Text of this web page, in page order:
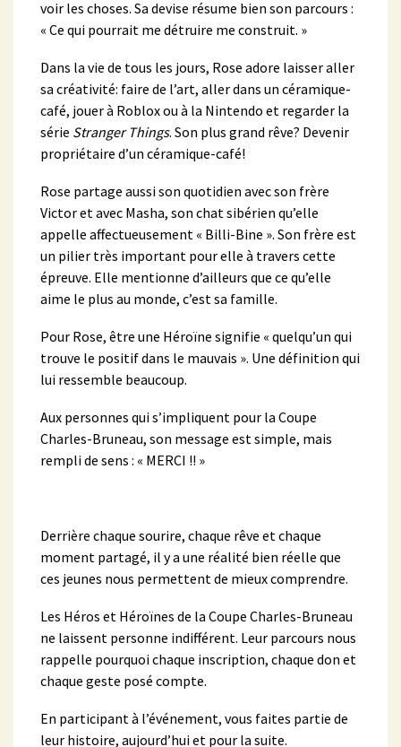
voir les choses. Sa devise résume bien son parcours :
« Ce qui pourrait me détruire me construit. »
Dans la vie de tous les jours, Rose adore laisser aller
sa créativité: faire de l’art, aller dans un céramique-
café, jouer à Roblox ou à la Nintendo et regarder la
série Stranger Things. Son plus grand rêve? Devenir
propriétaire d’un céramique-café!
Rose partage aussi son quotidien avec son frère
Victor et avec Masha, son chat sibérien qu’elle
appelle affectueusement « Billi-Bine ». Son frère est
un pilier très important pour elle à travers cette
épreuve. Elle mentionne d’ailleurs que ce qu’elle
aime le plus au monde, c’est sa famille.
Pour Rose, être une Héroïne signifie « quelqu’un qui
trouve le positif dans le mauvais ». Une définition qui
lui ressemble beaucoup.
Aux personnes qui s’impliquent pour la Coupe
Charles-Bruneau, son message est simple, mais
rempli de sens : « MERCI !! »
Derrière chaque sourire, chaque rêve et chaque
moment partagé, il y a une réalité bien réelle que
ces jeunes nous permettent de mieux comprendre.
Les Héros et Héroïnes de la Coupe Charles-Bruneau
ne laissent personne indifférent. Leur parcours nous
rappelle pourquoi chaque inscription, chaque don et
chaque geste posé compte.
En participant à l’événement, vous faites partie de
leur histoire, aujourd’hui et pour la suite.